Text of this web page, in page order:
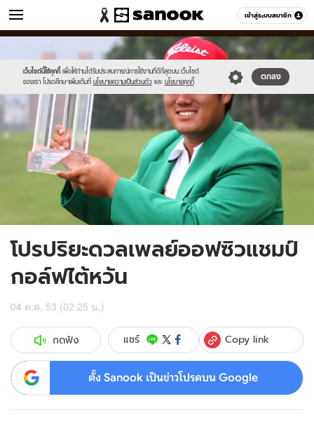
เข้าสู่ระบบสมาชิก
ข่าว หมวดอื่นๆ
เว็บไซต์นี้ใช้คุกกี้ เพื่อให้ท่านได้รับประสบการณ์การใช้งานที่ดีที่สุดบน เว็บไซต์
ของเรา โปรดศึกษาเพิ่มเติมที่ นโยบายความเป็นส่วนตัว และ นโยบายคุกกี้
ตกลง
//s.isanook.com/sr/0/images/logo-
sanook.png
//s.isanook.com/ns/0/ud/194/970945/asien533.jpg
โปรปริยะดวลเพลย์ออฟซิวแชมป์
กอล์ฟไต้หวัน
04 ต.ค. 53 (02:25 น.)
กดฟัง แชร์ Copy link
ตั้ง Sanook เป็นข่าวโปรดบน Google